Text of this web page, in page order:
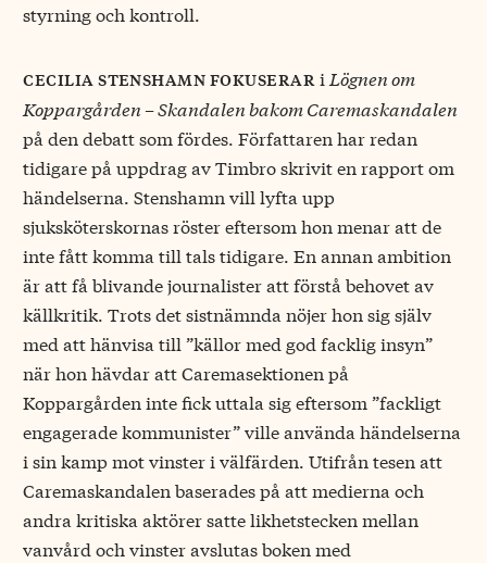
styrning och kontroll.
cecilia stenshamn fokuserari Lögnen om
Koppargården – Skandalen bakom Caremaskandalen
på den debatt som fördes. Författaren har redan
tidigare på uppdrag av Timbro skrivit en rapport om
händelserna. Stenshamn vill lyfta upp
sjuksköterskornas röster eftersom hon menar att de
inte fått komma till tals tidigare. En annan ambition
är att få blivande journalister att förstå behovet av
källkritik. Trots det sistnämnda nöjer hon sig själv
med att hänvisa till ”källor med god facklig insyn”
när hon hävdar att Caremasektionen på
Koppargården inte fick uttala sig eftersom ”fackligt
engagerade kommunister” ville använda händelserna
i sin kamp mot vinster i välfärden. Utifrån tesen att
Carema­skandalen baserades på att medierna och
andra kritiska aktörer satte likhetstecken mellan
vanvård och vinster avslutas boken med